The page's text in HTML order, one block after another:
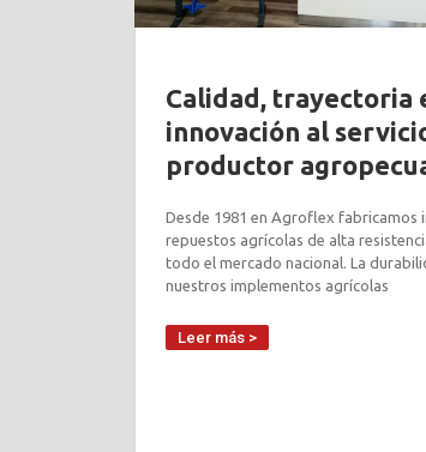
Calidad, trayectoria
innovación al
productor
Desde 1981 en Agroflex fabricamos
repuestos agrícolas de alta
todo el mercado nacional. La
nuestros implementos agrícolas
Leer más >